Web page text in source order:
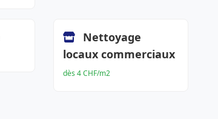
Nettoyage
locaux commerciaux
dès 4 CHF/m2